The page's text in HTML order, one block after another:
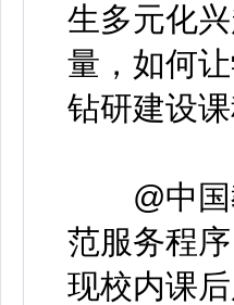
生多元化
量，如何
钻研建设课
@中国教
范服务程
现校内课